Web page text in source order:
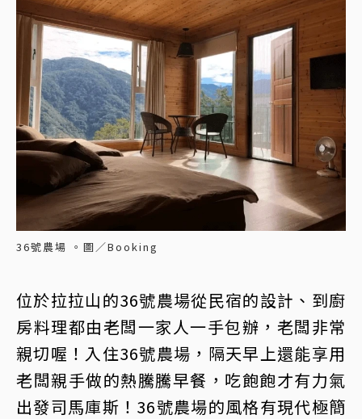
36號農場 。圖／Booking
位於拉拉山的36號農場從民宿的設計、到廚
房料理都由老闆一家人一手包辦，老闆非常
親切喔！入住36號農場，隔天早上還能享用
老闆親手做的熱騰騰早餐，吃飽飽才有力氣
出發司馬庫斯！36號農場的風格有現代極簡